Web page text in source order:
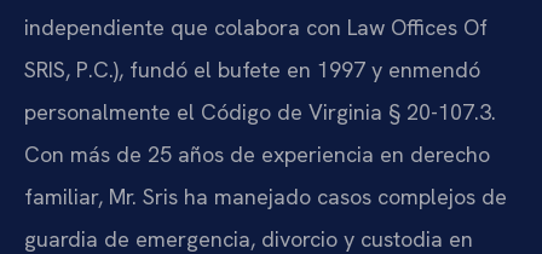
independiente que colabora con Law Offices Of
SRIS, P.C.), fundó el bufete en 1997 y enmendó
personalmente el Código de Virginia § 20-107.3.
Con más de 25 años de experiencia en derecho
familiar, Mr. Sris ha manejado casos complejos de
guardia de emergencia, divorcio y custodia en